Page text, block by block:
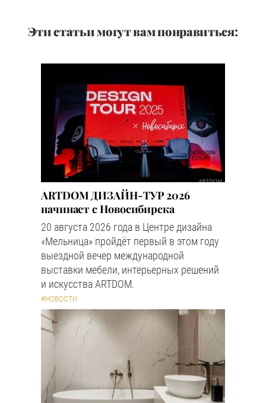
Эти статьи могут вам понравиться:
ARTDOM ДИЗАЙН-ТУР 2026
начинает с Новосибирска
20 августа 2026 года в Центре дизайна
«Мельница» пройдёт первый в этом году
выездной вечер международной
выставки мебели, интерьерных решений
и искусства ARTDOM.
#НОВОСТИ